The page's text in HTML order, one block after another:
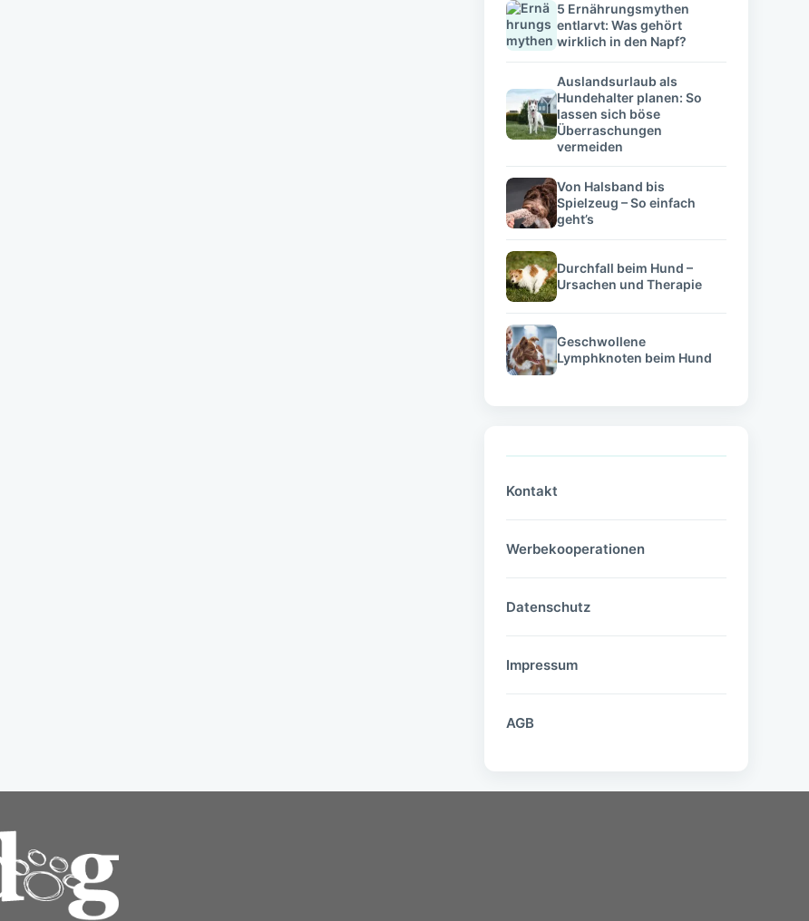
5 Ernährungsmythen
entlarvt: Was gehört
wirklich in den Napf?
Auslandsurlaub als
Hundehalter planen: So
lassen sich böse
Überraschungen
vermeiden
Von Halsband bis
Spielzeug – So einfach
geht’s
Durchfall beim Hund –
Ursachen und Therapie
Geschwollene
Lymphknoten beim Hund
Kontakt
Werbekooperationen
Datenschutz
Impressum
AGB